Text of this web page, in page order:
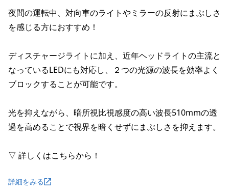
夜間の運転中、対向車のライトやミラーの反射にまぶしさ
を感じる方におすすめ！
ディスチャージライトに加え、近年ヘッドライトの主流と
なっているLEDにも対応し、２つの光源の波長を効率よく
ブロックすることが可能です。
光を抑えながら、暗所視比視感度の高い波長510mmの透
過を高めることで視界を暗くせずにまぶしさを抑えます。
▽ 詳しくはこちらから！
詳細をみる